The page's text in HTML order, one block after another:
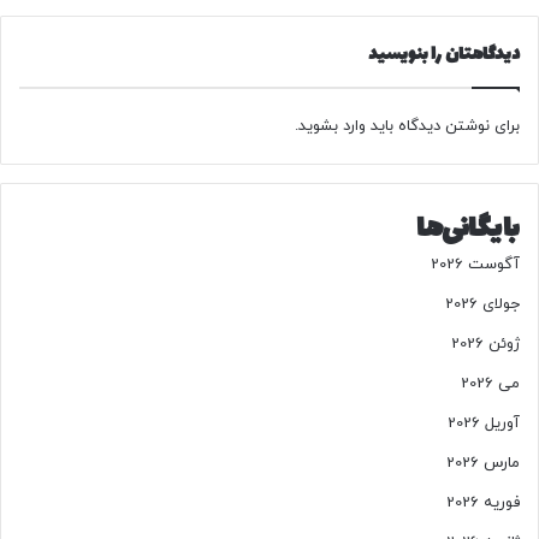
پ
ر
ا
ر
ر
ت
ن
/
ص
ح
ا
دیدگاهتان را بنویسید
برای نوشتن دیدگاه باید وارد بشوید.
بایگانی‌ها
آگوست 2026
جولای 2026
ژوئن 2026
می 2026
آوریل 2026
مارس 2026
فوریه 2026